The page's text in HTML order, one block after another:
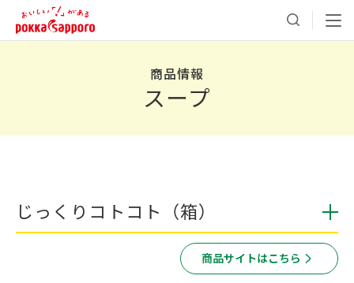
商品情報
スープ
じっくりコトコト（箱）
商品サイトはこちら